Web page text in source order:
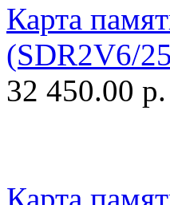
Карта
(SDR2V6/
32 450.00 р.
Карта